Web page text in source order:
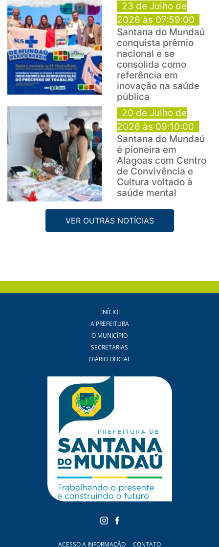
23 de Julho de
2026 às 07:59:00
Santana do Mundaú
conquista prêmio
nacional e se
consolida como
referência em
inovação na saúde
pública
20 de Julho de
2026 às 09:10:00
Santana do Mundaú
é pioneira em
Alagoas com Centro
de Convivência e
Cultura voltado à
saúde mental
VER OUTRAS NOTÍCIAS
INÍCIO
A PREFEITURA
O MUNICÍPIO
SECRETARIAS
DIÁRIO OFICIAL
ACESSO A INFORMAÇÃO CONTATO